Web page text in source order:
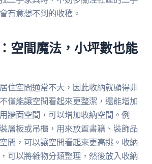
有意想不到的收穫。
空間魔法，小坪數也能
住空間通常不大，因此收納就顯得非
僅能讓空間看起來更整潔，還能增加
牆面空間，可以增加收納空間。例
層板或吊櫃，用來放置書籍、裝飾品
間，可以讓空間看起來更高挑。收納
可以將雜物分類整理，然後放入收納